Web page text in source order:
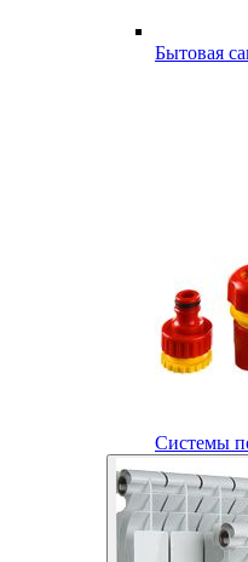
Бытовая
Системы